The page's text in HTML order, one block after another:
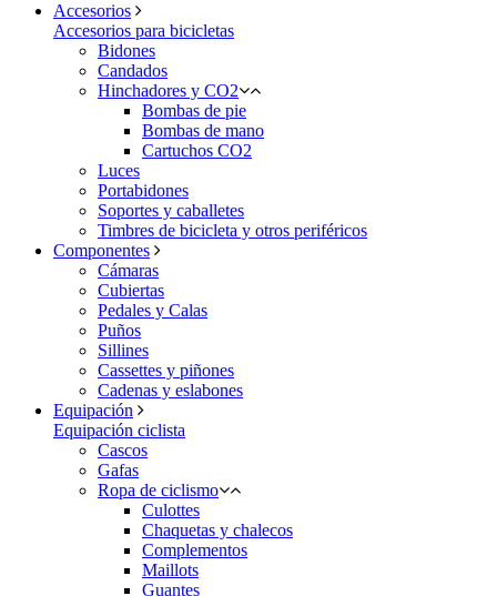
Accesorios
Accesorios para bicicletas
Bidones
Candados
Hinchadores y CO2
Bombas de pie
Bombas de mano
Cartuchos CO2
Luces
Portabidones
Soportes y caballetes
Timbres de bicicleta y otros periféricos
Componentes
Cámaras
Cubiertas
Pedales y Calas
Puños
Sillines
Cassettes y piñones
Cadenas y eslabones
Equipación
Equipación ciclista
Cascos
Gafas
Ropa de ciclismo
Culottes
Chaquetas y chalecos
Complementos
Maillots
Guantes